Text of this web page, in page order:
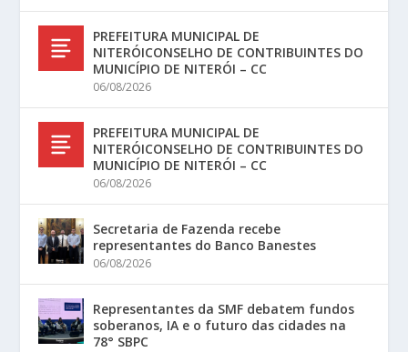
PREFEITURA MUNICIPAL DE
NITERÓICONSELHO DE CONTRIBUINTES DO
MUNICÍPIO DE NITERÓI – CC
06/08/2026
PREFEITURA MUNICIPAL DE
NITERÓICONSELHO DE CONTRIBUINTES DO
MUNICÍPIO DE NITERÓI – CC
06/08/2026
Secretaria de Fazenda recebe
representantes do Banco Banestes
06/08/2026
Representantes da SMF debatem fundos
soberanos, IA e o futuro das cidades na
78° SBPC